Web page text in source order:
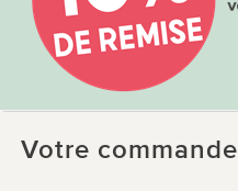
Votre commande